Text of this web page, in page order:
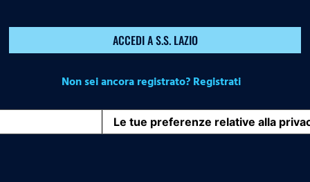
ACCEDI A S.S. LAZIO
Non sei ancora registrato? Registrati
Le tue preferenze relative alla